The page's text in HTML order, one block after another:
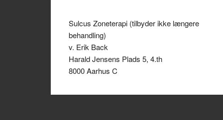
Sulcus Zoneterapi (tilbyder ikke længere
behandling)
v. Erik Back
Harald Jensens Plads 5, 4.th
8000 Aarhus C